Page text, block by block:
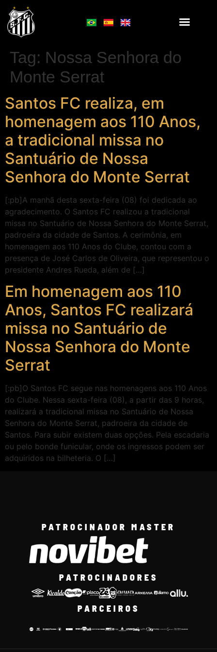
Tag: Nossa Senhora do
Monte Serrat
Santos FC realiza, em
homenagem aos 110 Anos,
a tradicional missa no
Santuário de Nossa
Senhora do Monte Serrat
[:pb]A manhã desta sexta-feira (08) foi dedicada ao
agradecimento. O Santos FC realizou a tradicional
missa no Santuário de Nossa Senhora do Monte Serrat,
padroeira da cidade de Santos. A cerimônia, em
homenagem aos 110 Anos do Clube, contou com a
presença de José Carlos de Oliveira, que representou o
presidente Andres Rueda, além de […]
Em homenagem aos 110
Anos, Santos FC realizará
missa no Santuário de
Nossa Senhora do Monte
Serrat
[:pb]O Santos FC segue nas homenagens aos 110 Anos
do Clube. Nessa sexta-feira (08), a partir das 9 horas,
realizará a tradicional missa no Santuário de Nossa
Senhora do Monte Serrat, padroeira da cidade de
Santos. Para subir existem duas opções. Pela escadaria
ou pelo bonde funicular, onde os ingressos podem ser
adquiridos na bilheteria. O […]
PATROCINADOR MASTER
PATROCINADORES
PARCEIROS